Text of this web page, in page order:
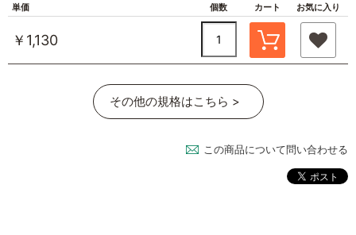
単価 個数 カート お気に入り
￥1,130
その他の規格はこちら >
この商品について問い合わせる